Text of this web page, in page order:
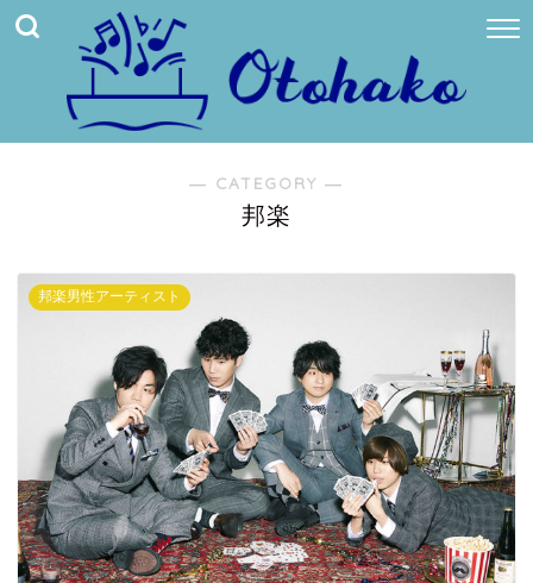
― CATEGORY ―
邦楽
邦楽男性アーティスト